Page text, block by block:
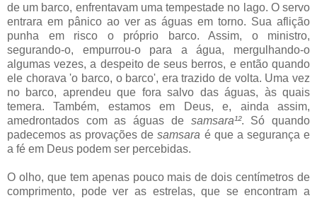
de um barco, enfrentavam uma tempestade no lago. O servo
entrara em pânico ao ver as águas em torno. Sua aflição
punha em risco o próprio barco. Assim, o ministro,
segurando-o, empurrou-o para a água, mergulhando-o
algumas vezes, a despeito de seus berros, e então quando
ele chorava 'o barco, o barco', era trazido de volta. Uma vez
no barco, aprendeu que fora salvo das águas, às quais
temera. Também, estamos em Deus, e, ainda assim,
amedrontados com as águas de samsara¹². Só quando
padecemos as provações desamsara é que a segurança e
a fé em Deus podem ser percebidas.
O olho, que tem apenas pouco mais de dois centímetros de
comprimento, pode ver as estrelas, que se encontram a